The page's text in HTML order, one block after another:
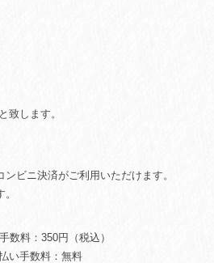
致します。
ビニ決済がご利用いただけます。
数料：350円（税込）
い手数料：無料